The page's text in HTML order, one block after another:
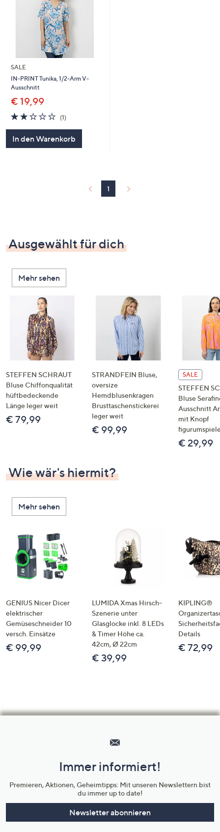
SALE
IN-PRINT Tunika, 1/2-Arm V-
Ausschnitt
€ 19,99
2.0
von
(1)1
In den Warenkorb
1
Ausgewählt für dich
Mehr sehen
STEFFEN SCHRAUT
Bluse Chiffonqualität
hüftbedeckende
Länge leger weit
€ 79,99
STRANDFEIN Bluse,
oversize
Hemdblusenkragen
Brusttaschenstickerei
leger weit
€ 99,99
SALE
STEFFEN
Bluse
Ausschnitt
mit Knopf
€ 29,99
Wie wär's hiermit?
Mehr sehen
GENIUS Nicer Dicer
elektrischer
Gemüseschneider 10
versch. Einsätze
€ 99,99
LUMIDA Xmas Hirsch-
Szenerie unter
Glasglocke inkl. 8 LEDs
& Timer Höhe ca.
42cm, Ø 22cm
€ 39,99
KIPLING®
Details
€ 72,99
Unternehmensinformationen
Immer informiert!
Premieren, Aktionen, Geheimtipps: Mit unseren Newslettern bist
du immer up to date!
Newsletter abonnieren